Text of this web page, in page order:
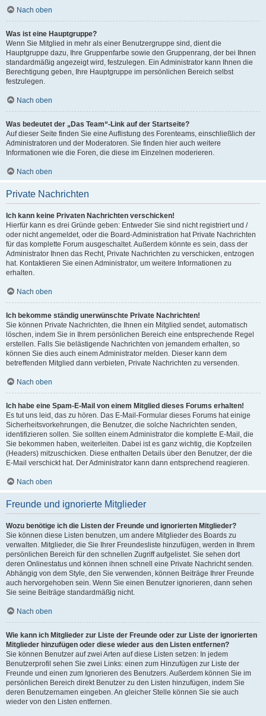
Nach oben
Was ist eine Hauptgruppe?
Wenn Sie Mitglied in mehr als einer Benutzergruppe sind, dient die
Hauptgruppe dazu, Ihre Gruppenfarbe sowie den Gruppenrang, der bei Ihnen
standardmäßig angezeigt wird, festzulegen. Ein Administrator kann Ihnen die
Berechtigung geben, Ihre Hauptgruppe im persönlichen Bereich selbst
festzulegen.
Nach oben
Was bedeutet der „Das Team“-Link auf der Startseite?
Auf dieser Seite finden Sie eine Auflistung des Forenteams, einschließlich der
Administratoren und der Moderatoren. Sie finden hier auch weitere
Informationen wie die Foren, die diese im Einzelnen moderieren.
Nach oben
Private Nachrichten
Ich kann keine Privaten Nachrichten verschicken!
Hierfür kann es drei Gründe geben: Entweder Sie sind nicht registriert und /
oder nicht angemeldet, oder die Board-Administration hat Private Nachrichten
für das komplette Forum ausgeschaltet. Außerdem könnte es sein, dass der
Administrator Ihnen das Recht, Private Nachrichten zu verschicken, entzogen
hat. Kontaktieren Sie einen Administrator, um weitere Informationen zu
erhalten.
Nach oben
Ich bekomme ständig unerwünschte Private Nachrichten!
Sie können Private Nachrichten, die Ihnen ein Mitglied sendet, automatisch
löschen, indem Sie in Ihrem persönlichen Bereich eine entsprechende Regel
erstellen. Falls Sie belästigende Nachrichten von jemandem erhalten, so
können Sie dies auch einem Administrator melden. Dieser kann dem
betreffenden Mitglied dann verbieten, Private Nachrichten zu versenden.
Nach oben
Ich habe eine Spam-E-Mail von einem Mitglied dieses Forums erhalten!
Es tut uns leid, das zu hören. Das E-Mail-Formular dieses Forums hat einige
Sicherheitsvorkehrungen, die Benutzer, die solche Nachrichten senden,
identifizieren sollen. Sie sollten einem Administrator die komplette E-Mail, die
Sie bekommen haben, weiterleiten. Dabei ist es ganz wichtig, die Kopfzeilen
(Headers) mitzuschicken. Diese enthalten Details über den Benutzer, der die
E-Mail verschickt hat. Der Administrator kann dann entsprechend reagieren.
Nach oben
Freunde und ignorierte Mitglieder
Wozu benötige ich die Listen der Freunde und ignorierten Mitglieder?
Sie können diese Listen benutzen, um andere Mitglieder des Boards zu
verwalten. Mitglieder, die Sie Ihrer Freundesliste hinzufügen, werden in Ihrem
persönlichen Bereich für den schnellen Zugriff aufgelistet. Sie sehen dort
deren Onlinestatus und können ihnen schnell eine Private Nachricht senden.
Abhängig von dem Style, den Sie verwenden, können Beiträge Ihrer Freunde
auch hervorgehoben sein. Wenn Sie einen Benutzer ignorieren, dann sehen
Sie seine Beiträge standardmäßig nicht.
Nach oben
Wie kann ich Mitglieder zur Liste der Freunde oder zur Liste der ignorierten
Mitglieder hinzufügen oder diese wieder aus den Listen entfernen?
Sie können Benutzer auf zwei Arten auf diese Listen setzen: In jedem
Benutzerprofil sehen Sie zwei Links: einen zum Hinzufügen zur Liste der
Freunde und einen zum Ignorieren des Benutzers. Außerdem können Sie im
persönlichen Bereich direkt Benutzer zu den Listen hinzufügen, indem Sie
deren Benutzernamen eingeben. An gleicher Stelle können Sie sie auch
wieder von den Listen entfernen.